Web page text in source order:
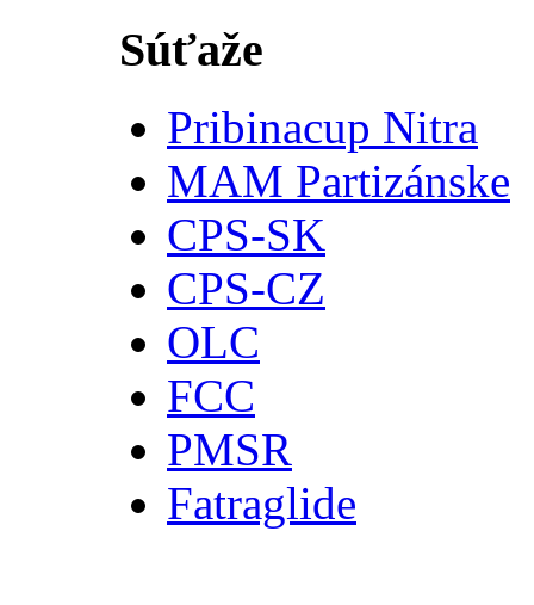
Súťaže
Pribinacup Nitra
MAM Partizánske
CPS-SK
CPS-CZ
OLC
FCC
PMSR
Fatraglide